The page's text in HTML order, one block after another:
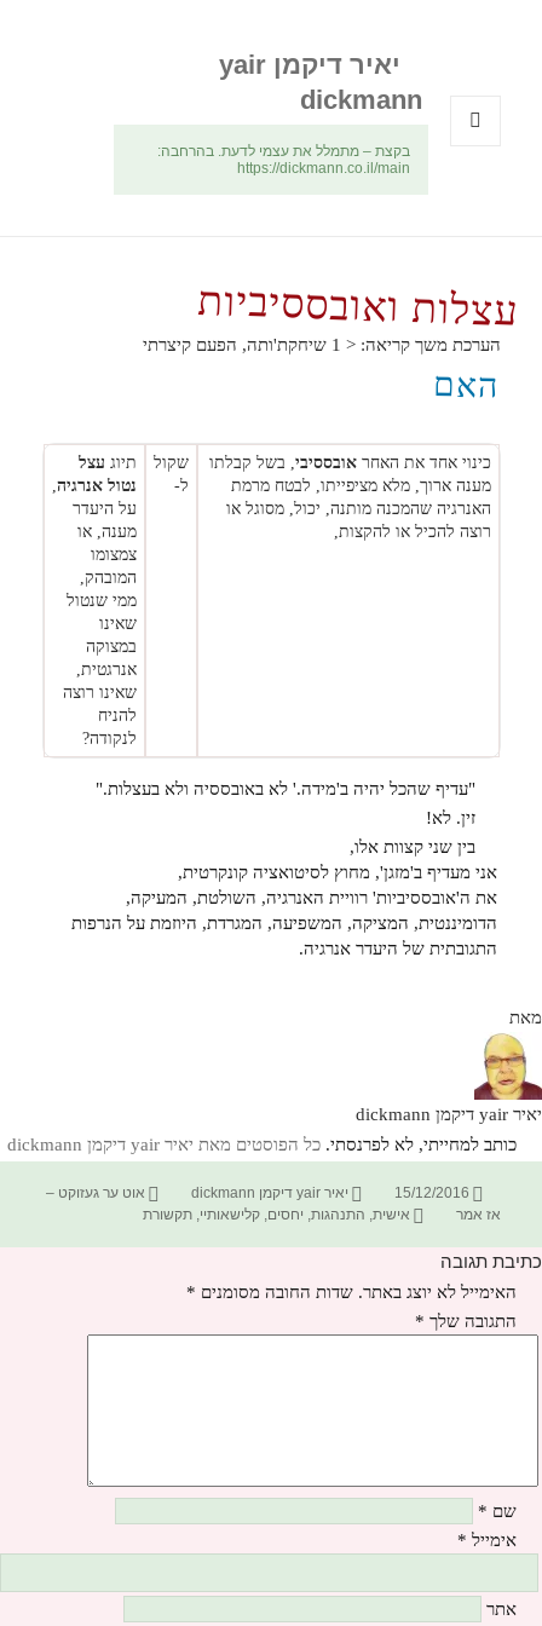
יאיר דיקמן yair
dickmann
בקצת – מתמלל את עצמי לדעת. בהרחבה:
https://dickmann.co.il/main
עצלות ואובססיביות
הערכת משך קריאה: < 1 שיחקת'ותה, הפעם קיצרתי
האם
כינוי אחד את האחראובססיבי , בשל קבלתו
מענה ארוך, מלא מציפייתו, לבטח מרמת
האנרגיה שהמכנה מותנה, יכול, מסוגל או
רוצה להכיל או להקצות,
שקול
ל-
תיוג עצל
נטול אנרגיה
על היעדר
מענה, או
צמצומו
המובהק,
ממי שנטול
שאינו
במצוקה
אנרגטית,
שאינו רוצה
להניח
לנקודה?
"עדיף שהכל יהיה ב'מידה.' לא באובססיה ולא בעצלות."
זין. לא!
בין שני קצוות אלו,
אני מעדיף ב'מזגן', מחוץ לסיטואציה קונקרטית,
את ה'אובססיביות' רוויית האנרגיה, השולטת, המעיקה,
הדומיננטית, המציקה, המשפיעה, המגרדת, היוזמת על הנרפות
התגובתית של היעדר אנרגיה.
מאת
יאיר yair דיקמן dickmann
כותב למחייתי, לא לפרנסתי. כל הפוסטים מאת יאיר yair דיקמן dickmann‏
פורסם
בתאריך
15/12/2016 מחבר
יאיר yair דיקמן dickmann קטגוריות
אוט ער געזוקט –
אז אמר
תגיות
אישית, התנהגות, יחסים,קלישאותיי,תקשורת
כתיבת תגובה
האימייל לא יוצג באתר. שדות החובה מסומנים *
התגובה שלך *
שם *
אימייל *
אתר